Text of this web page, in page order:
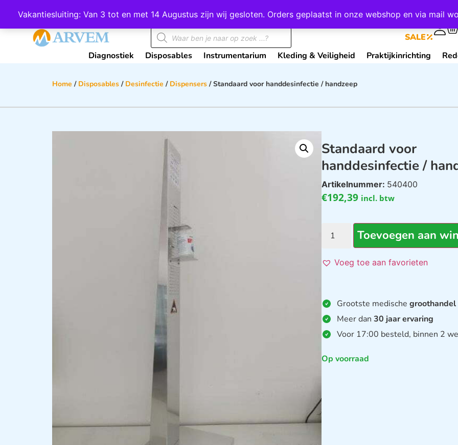
Vakantiesluiting: Van 3 tot en met 14 Augustus zijn wij gesloten. Orders geplaatst in onze webshop en via mail
Wij scoren een 4,8 op Google
SALE
Diagnostiek Disposables Instrumentarium Kleding & Veiligheid Praktijkinrichting
Home / Disposables / Desinfectie / Dispensers / Standaard voor handdesinfectie / handzeep
Standaard voor
handdesinfectie /
Artikelnummer: 540400
€192,39 incl. btw
Toevoegen aan
Voeg toe aan favorieten
Grootste medische
Meer dan30 jaar ervaring
Voor 17:00 besteld, binnen 2
Op voorraad